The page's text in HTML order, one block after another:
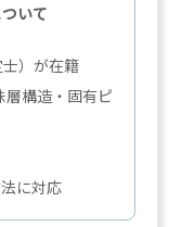
いて
）が在籍
層構造・固有ピ
に対応